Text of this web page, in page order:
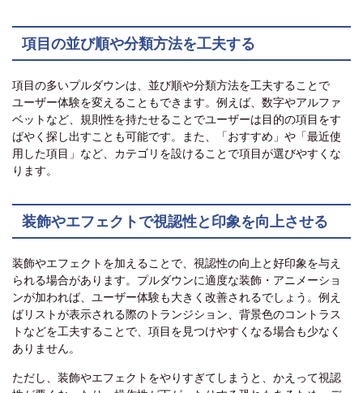
項目の並び順や分類方法を工夫する
項目の多いプルダウンは、並び順や分類方法を工夫することで
ユーザー体験を変えることもできます。例えば、数字やアルファ
ベットなど、規則性を持たせることでユーザーは目的の項目をす
ばやく探し出すことも可能です。また、「おすすめ」や「最近使
用した項目」など、カテゴリを設けることで項目が選びやすくな
ります。
装飾やエフェクトで視認性と印象を向上させる
装飾やエフェクトを加えることで、視認性の向上と好印象を与え
られる場合があります。プルダウンに適度な装飾・アニメーショ
ンが加われば、ユーザー体験も大きく改善されるでしょう。例え
ばリストが表示される際のトランジション、背景色のコントラス
トなどを工夫することで、項目を見つけやすくなる場合も少なく
ありません。
ただし、装飾やエフェクトをやりすぎてしまうと、かえって視認